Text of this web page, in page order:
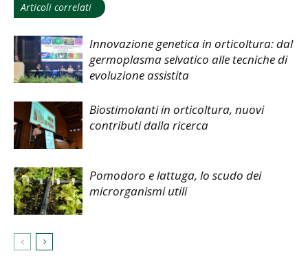
Articoli correlati
Innovazione genetica in orticoltura: dal
germoplasma selvatico alle tecniche di
evoluzione assistita
Biostimolanti in orticoltura, nuovi
contributi dalla ricerca
Pomodoro e lattuga, lo scudo dei
microrganismi utili